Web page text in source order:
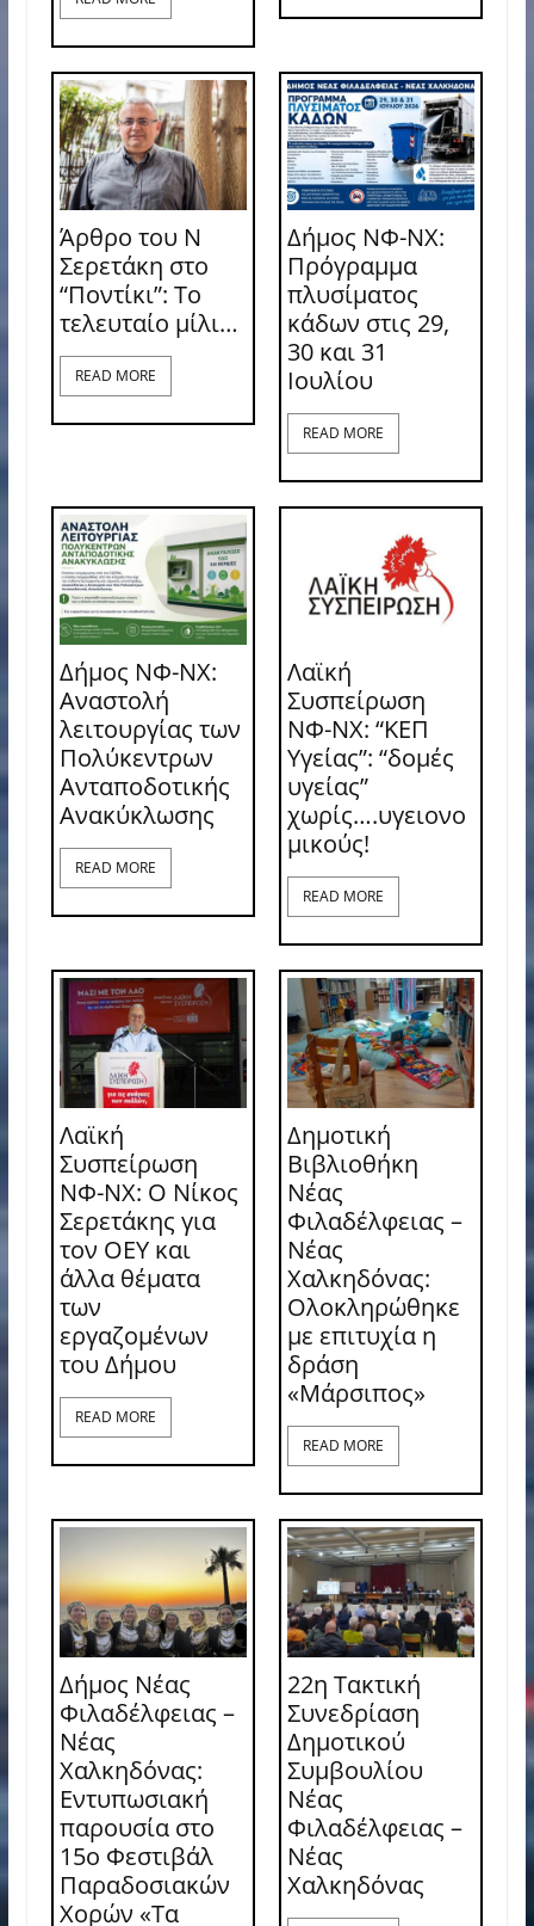
Άρθρο του Ν
Σερετάκη στο
“Ποντίκι”: Το
τελευταίο μίλι…
READ MORE
Δήμος ΝΦ-ΝΧ:
Πρόγραμμα
πλυσίματος
κάδων στις 29,
30 και 31
Ιουλίου
READ MORE
Δήμος ΝΦ-ΝΧ:
Αναστολή
λειτουργίας των
Πολύκεντρων
Ανταποδοτικής
Ανακύκλωσης
READ MORE
Λαϊκή
Συσπείρωση
ΝΦ-ΝΧ: “ΚΕΠ
Υγείας”: “δομές
υγείας”
χωρίς….υγειονο
μικούς!
READ MORE
Λαϊκή
Συσπείρωση
ΝΦ-ΝΧ: O Νίκος
Σερετάκης για
τον ΟΕΥ και
άλλα θέματα
των
εργαζομένων
του Δήμου
READ MORE
Δημοτική
Βιβλιοθήκη
Νέας
Φιλαδέλφειας –
Νέας
Χαλκηδόνας:
Ολοκληρώθηκε
με επιτυχία η
δράση
«Μάρσιπος»
READ MORE
Δήμος Νέας
Φιλαδέλφειας –
Νέας
Χαλκηδόνας:
Εντυπωσιακή
παρουσία στο
15ο Φεστιβάλ
Παραδοσιακών
Χορών «Τα
22η Τακτική
Συνεδρίαση
Δημοτικού
Συμβουλίου
Νέας
Φιλαδέλφειας –
Νέας
Χαλκηδόνας